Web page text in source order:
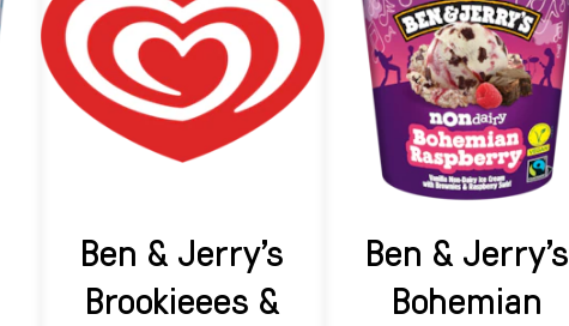
Ben & Jerry's
Brookieees &
Ben & Jerry's
Bohemian